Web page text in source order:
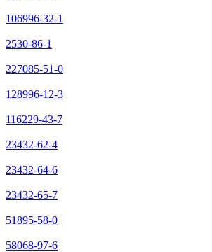
106996-32-1
2530-86-1
227085-51-0
128996-12-3
116229-43-7
23432-62-4
23432-64-6
23432-65-7
51895-58-0
58068-97-6